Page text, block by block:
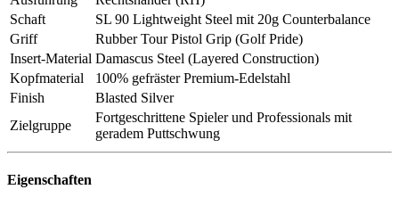
Schaft
SL 90 Lightweight Steel mit 20g Counterbalance
Griff
Rubber Tour Pistol Grip (Golf Pride)
Insert-Material Damascus Steel (Layered Construction)
Kopfmaterial
100% gefräster Premium-Edelstahl
Finish
Blasted Silver
Zielgruppe
Fortgeschrittene Spieler und Professionals mit
geradem Puttschwung
Eigenschaften